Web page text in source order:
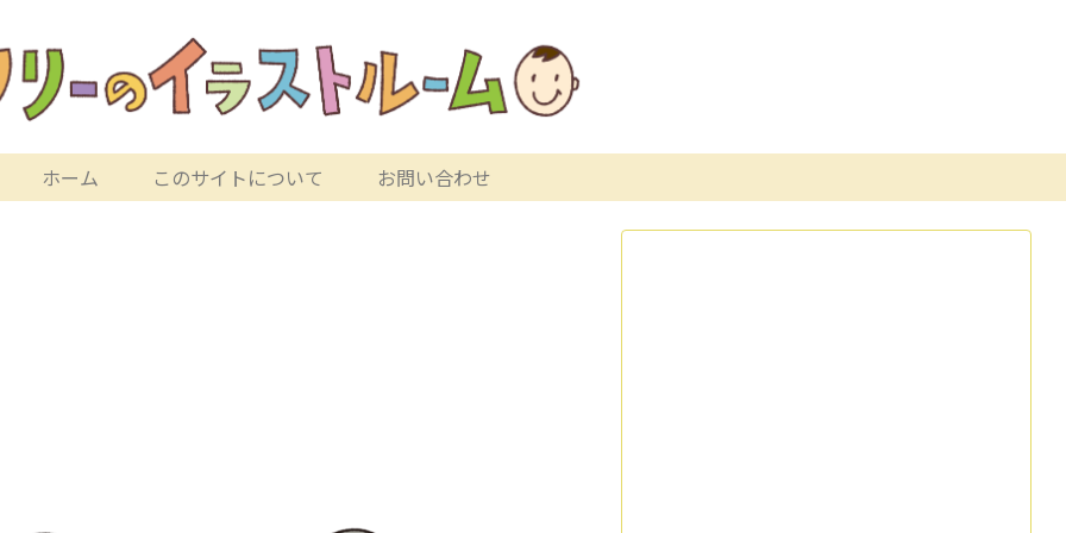
ホーム このサイトについて お問い合わせ